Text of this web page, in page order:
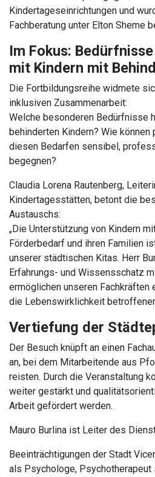
Kindertageseinrichtungen und
Fachberatung unter Elton Sheme
Im Fokus:
mit Kindern mit
Die Fortbildungsreihe widmete
inklusiven Zusammenarbeit:
Welche besonderen Bedürfnisse
behinderten Kindern? Wie
diesen Bedarfen sensibel,
begegnen?
Claudia Lorena Rautenberg,
Kindertagesstätten, betont die
Austauschs:
„Die Unterstützung von Kindern
Förderbedarf und ihren Familien
unserer städtischen Kitas. Herr
Erfahrungs- und Wissensschatz
ermöglichen unseren Fachkräften
die Lebenswirklichkeit betroffener
Vertiefung der
Der Besuch knüpft an einen
an, bei dem Mitarbeitende aus
reisten. Durch die Veranstaltung
weiter gestärkt und
Arbeit gefördert werden.
Mauro Burlina ist Leiter des
Beeinträchtigungen der Stadt
als Psychologe, Psychotherapeut